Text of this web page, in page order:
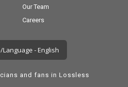
Our Team
Careers
- English
and fans in Lossless